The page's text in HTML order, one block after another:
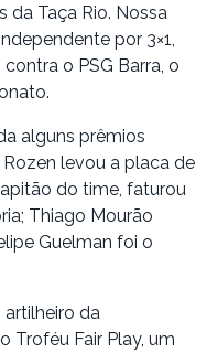
da Taça Rio. Nossa
por 3×1,
o PSG Barra, o
alguns prêmios
Rozen levou a placa de
do time, faturou
Thiago Mourão
Guelman foi o
artilheiro da
Troféu Fair Play, um